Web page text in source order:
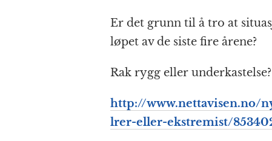
Er det grunn til å tro at
løpet av de siste fire årene?
Rak rygg eller underkastelse?
http://www.nettavisen.no/
lrer-eller-ekstremist/